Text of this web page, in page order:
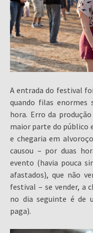
A entrada do festival
quando filas enormes
hora. Erro da
maior parte do público
e chegaria em
causou – por duas
evento (havia pouca
afastados), que não
festival – se vender, a
no dia seguinte é de
paga).